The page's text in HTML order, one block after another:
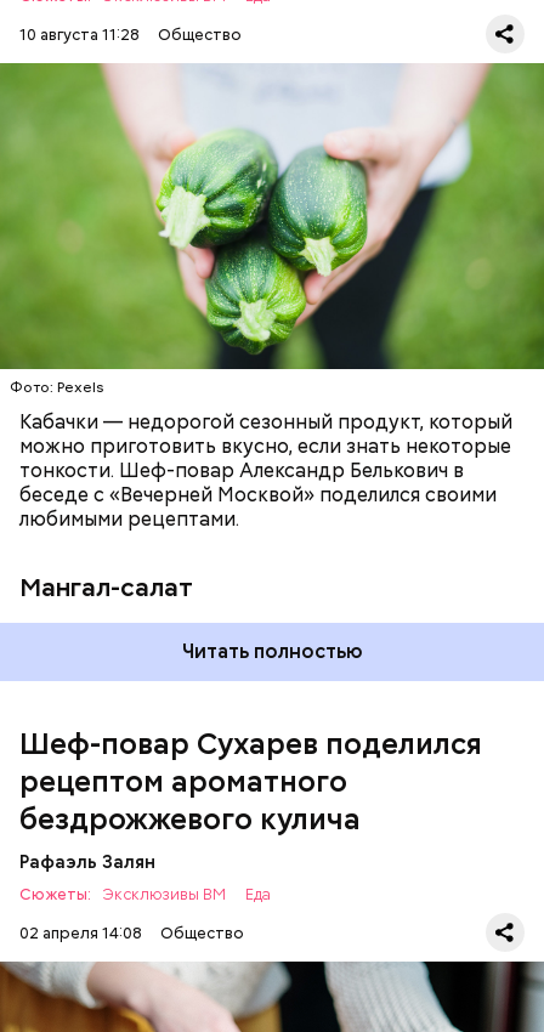
10 августа 11:28
Общество
Фото: Pexels
Кабачки — недорогой сезонный продукт, который
можно приготовить вкусно, если знать некоторые
тонкости. Шеф-повар Александр Белькович в
беседе с «Вечерней Москвой» поделился своими
любимыми рецептами.
Мангал-салат
Что понадобится:
Читать полностью
РЕЦЕПТЫ
Шеф-повар Сухарев поделился
рецептом ароматного
бездрожжевого кулича
Рафаэль Залян
Сюжеты: Эксклюзивы ВМ
Еда
02 апреля 14:08
Общество
— Этот вариант кулича не содержит дрожжей,
поэтому люди, которые любят сидеть на диете,
оценят его.
Ингредиенты